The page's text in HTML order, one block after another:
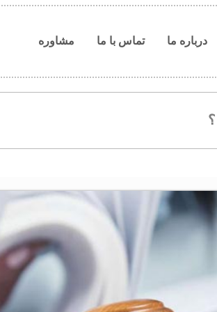
درباره ما تماس با ما مشاوره